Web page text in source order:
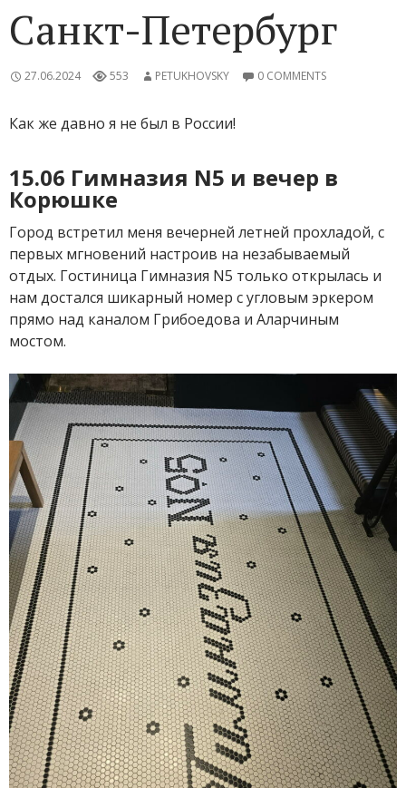
Санкт-Петербург
27.06.2024 553 PETUKHOVSKY 0 COMMENTS
Как же давно я не был в России!
15.06 Гимназия N5 и вечер в
Корюшке
Город встретил меня вечерней летней прохладой, с
первых мгновений настроив на незабываемый
отдых. Гостиница Гимназия N5 только открылась и
нам достался шикарный номер с угловым эркером
прямо над каналом Грибоедова и Аларчиным
мостом.